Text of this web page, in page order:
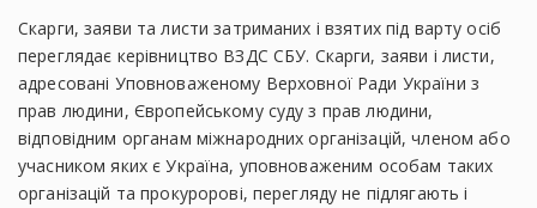
Скарги, заяви та листи затриманих і взятих під варту осіб
переглядає керівництво ВЗДС СБУ. Скарги, заяви і листи,
адресовані Уповноваженому Верховної Ради України з
прав людини, Європейському суду з прав людини,
відповідним органам міжнародних організацій, членом або
учасником яких є Україна, уповноваженим особам таких
організацій та прокуророві, перегляду не підлягають і